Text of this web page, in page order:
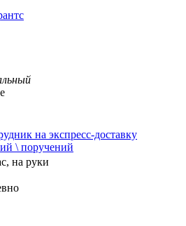
на экспресс-доставку
\ поручений
на руки